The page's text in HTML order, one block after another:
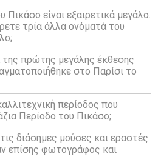
είναι εξαιρετικά μεγάλο.
τρία άλλα ονόματά του
πρώτης μεγάλης έκθεσης
στο Παρίσι το
περίοδος που
Περίοδο του Πικάσο;
διάσημες μούσες και εραστές
επίσης φωτογράφος και